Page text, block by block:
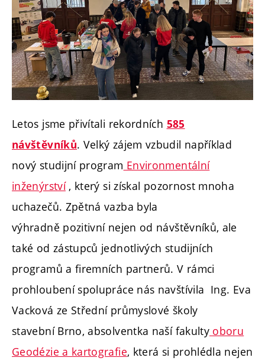
Letos jsme přivítali rekordních 585
návštěvníků. Velký zájem vzbudil například
nový studijní program Environmentální
inženýrství, který si získal pozornost mnoha
uchazečů. Zpětná vazba byla
výhradně pozitivní nejen od návštěvníků, ale
také od zástupců jednotlivých studijních
programů a firemních partnerů. V rámci
prohloubení spolupráce nás navštívila Ing. Eva
Vacková ze Střední průmyslové školy
stavební Brno, absolventka naší fakulty oboru
Geodézie a kartografie, která si prohlédla nejen